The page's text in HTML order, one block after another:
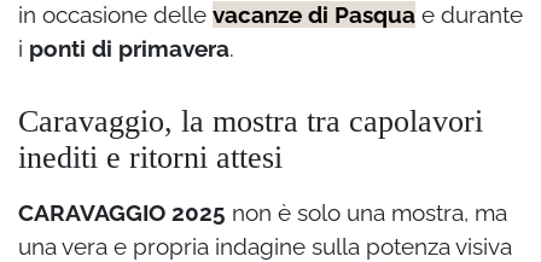
in occasione delle vacanze di Pasqua e durante
i ponti di primavera.
Caravaggio, la mostra tra capolavori
inediti e ritorni attesi
CARAVAGGIO 2025 non è solo una mostra, ma
una vera e propria indagine sulla potenza visiva